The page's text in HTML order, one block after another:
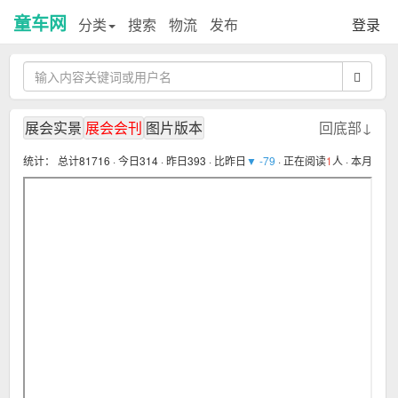
童车网 分类 搜索 物流 发布 登录
展会实景 展会会刊 图片版本 回底部↓
统计： 总计81716 · 今日314 · 昨日393 · 比昨日 ▼ -79 · 正在阅读1人 · 本月